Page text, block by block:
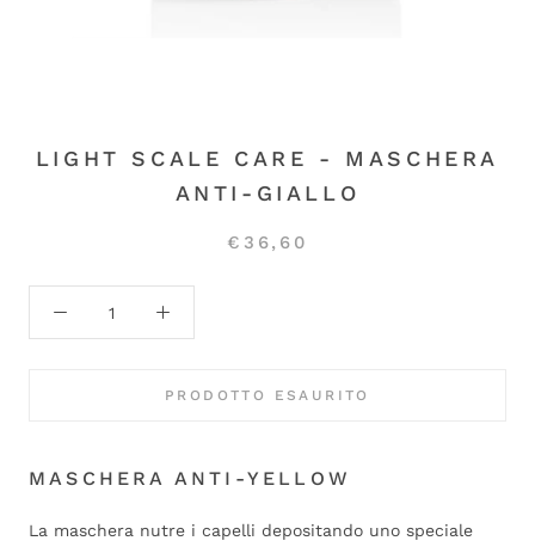
LIGHT SCALE CARE - MASCHERA
ANTI-GIALLO
€36,60
PRODOTTO ESAURITO
MASCHERA ANTI-YELLOW
La maschera nutre i capelli depositando uno speciale